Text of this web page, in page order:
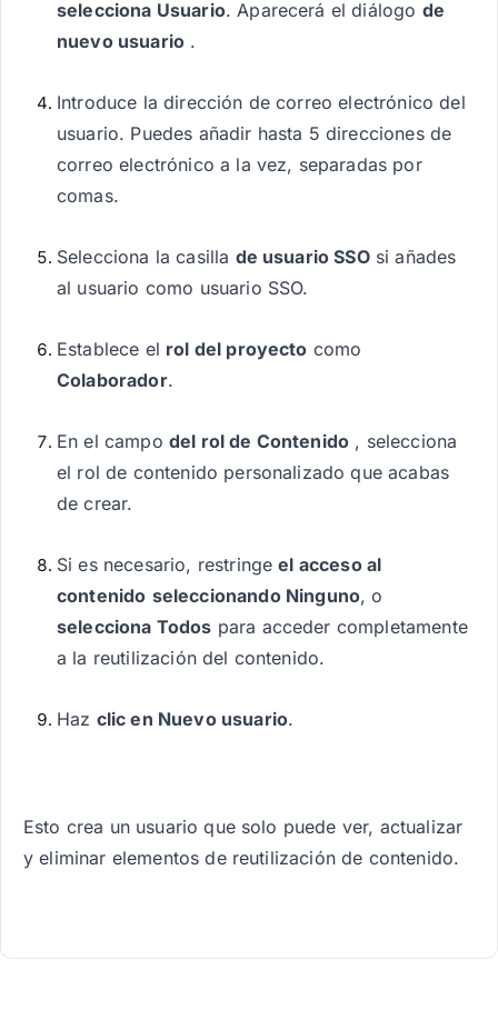
selecciona Usuario. Aparecerá el diálogo de
nuevo usuario .
Introduce la dirección de correo electrónico del
usuario. Puedes añadir hasta 5 direcciones de
correo electrónico a la vez, separadas por
comas.
Selecciona la casilla de usuario SSOsi añades
al usuario como usuario SSO.
Establece el rol del proyecto como
Colaborador.
En el campo del rol de Contenido , selecciona
el rol de contenido personalizado que acabas
de crear.
Si es necesario, restringeel acceso al
contenido seleccionando Ninguno, o
selecciona Todos para acceder completamente
a la reutilización del contenido.
Haz clic en Nuevo usuario.
Esto crea un usuario que solo puede ver, actualizar
y eliminar elementos de reutilización de contenido.